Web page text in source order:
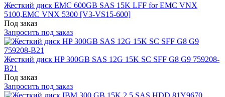
Жесткий диск EMC 600GB SAS 15K LFF for EMC VNX
5100,EMC VNX 5300 [V3-VS15-600]
Под заказ
Запросить под заказ
Жесткий диск HP 300GB SAS 12G 15K SC SFF G8 G9 759208-
B21
Под заказ
Запросить под заказ